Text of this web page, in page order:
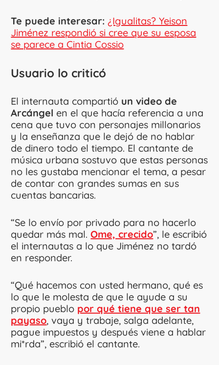
Te puede interesar: ¿Igualitas? Yeison
Jiménez respondió si cree que su esposa
se parece a Cintia Cossio
Usuario lo criticó
El internauta compartió un video de
Arcángel en el que hacía referencia a una
cena que tuvo con personajes millonarios
y la enseñanza que le dejó de no hablar
de dinero todo el tiempo. El cantante de
música urbana sostuvo que estas personas
no les gustaba mencionar el tema, a pesar
de contar con grandes sumas en sus
cuentas bancarias.
“Se lo envío por privado para no hacerlo
quedar más mal.Ome, crecido”, le escribió
el internautas a lo que Jiménez no tardó
en responder.
“Qué hacemos con usted hermano, qué es
lo que le molesta de que le ayude a su
propio pueblo por qué tiene que ser tan
payaso, vaya y trabaje, salga adelante,
pague impuestos y después viene a hablar
mi*rda”, escribió el cantante.